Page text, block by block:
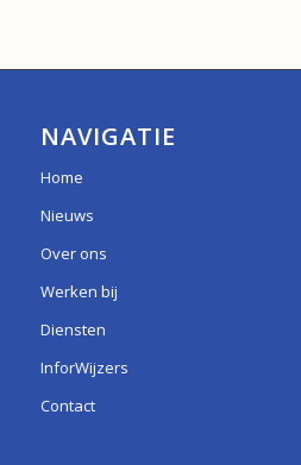
NAVIGATIE
Home
Nieuws
Over ons
Werken bij
Diensten
InforWijzers
Contact